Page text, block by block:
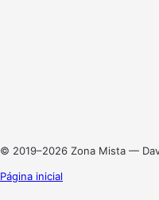
© 2019–2026 Zona Mista —
Página inicial